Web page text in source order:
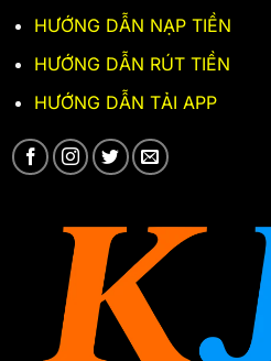
HƯỚNG DẪN NẠP TIỀN
HƯỚNG DẪN RÚT TIỀN
HƯỚNG DẪN TẢI APP